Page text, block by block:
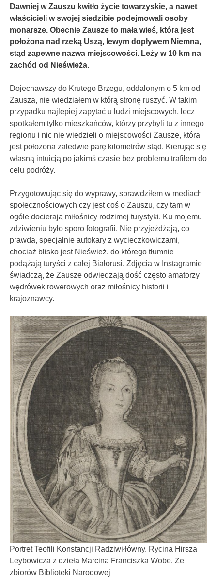
Dawniej w Zauszu kwitło życie towarzyskie, a nawet
właścicieli w swojej siedzibie podejmowali osoby
monarsze. Obecnie Zausze to mała wieś, która jest
położona nad rzeką Uszą, lewym dopływem Niemna,
stąd zapewne nazwa miejscowości. Leży w 10 km na
zachód od Nieświeża.
Dojechawszy do Krutego Brzegu, oddalonym o 5 km od
Zausza, nie wiedziałem w którą stronę ruszyć. W takim
przypadku najlepiej zapytać u ludzi miejscowych, lecz
spotkałem tylko mieszkańców, którzy przybyli tu z innego
regionu i nic nie wiedzieli o miejscowości Zausze, która
jest położona zaledwie parę kilometrów stąd. Kierując się
własną intuicją po jakimś czasie bez problemu trafiłem do
celu podróży.
Przygotowując się do wyprawy, sprawdziłem w mediach
społecznościowych czy jest coś o Zauszu, czy tam w
ogóle docierają miłośnicy rodzimej turystyki. Ku mojemu
zdziwieniu było sporo fotografii. Nie przyjeżdżają, co
prawda, specjalnie autokary z wycieczkowiczami,
chociaż blisko jest Nieśwież, do którego tłumnie
podążają turyści z całej Białorusi. Zdjęcia w Instagramie
świadczą, że Zausze odwiedzają dość często amatorzy
wędrówek rowerowych oraz miłośnicy historii i
krajoznawcy.
Portret Teofili Konstancji Radziwiłłówny. Rycina Hirsza
Leybowicza z dzieła Marcina Franciszka Wobe. Ze
zbiorów Biblioteki Narodowej